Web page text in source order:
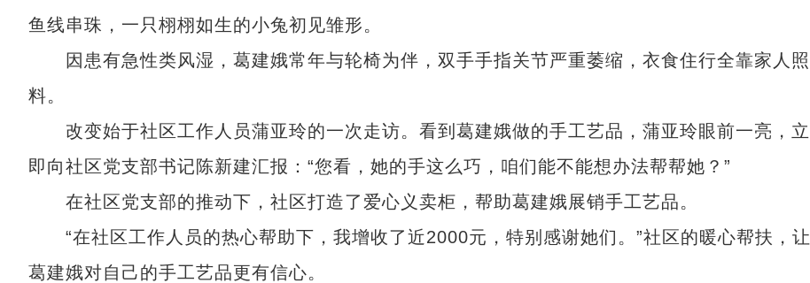
鱼线串珠，一只栩栩如生的小兔初见雏形。
因患有急性类风湿，葛建娥常年与轮椅为伴，双手手指关节严重萎缩，衣食住行全靠家人照
料。
改变始于社区工作人员蒲亚玲的一次走访。看到葛建娥做的手工艺品，蒲亚玲眼前一亮，立
即向社区党支部书记陈新建汇报：“您看，她的手这么巧，咱们能不能想办法帮帮她？”
在社区党支部的推动下，社区打造了爱心义卖柜，帮助葛建娥展销手工艺品。
“在社区工作人员的热心帮助下，我增收了近2000元，特别感谢她们。”社区的暖心帮扶，让
葛建娥对自己的手工艺品更有信心。